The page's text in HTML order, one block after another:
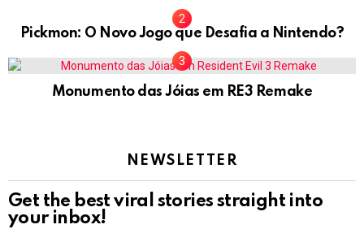
Pickmon: O Novo Jogo que Desafia a Nintendo?
Monumento das Jóias em RE3 Remake
NEWSLETTER
Get the best viral stories straight into
your inbox!